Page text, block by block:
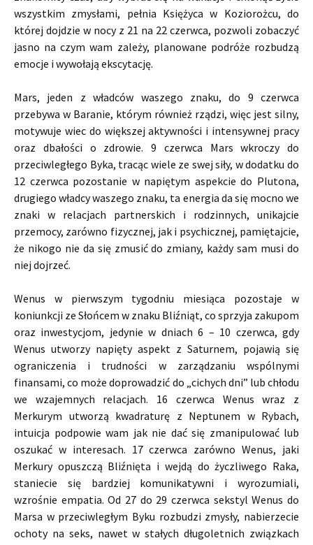
wszystkim zmysłami, pełnia Księżyca w Koziorożcu, do
której dojdzie w nocy z 21 na 22 czerwca, pozwoli zobaczyć
jasno na czym wam zależy, planowane podróże rozbudzą
emocje i wywołają ekscytację.
Mars, jeden z władców waszego znaku, do 9 czerwca
przebywa w Baranie, którym również rządzi, więc jest silny,
motywuje wiec do większej aktywności i intensywnej pracy
oraz dbałości o zdrowie. 9 czerwca Mars wkroczy do
przeciwległego Byka, tracąc wiele ze swej siły, w dodatku do
12 czerwca pozostanie w napiętym aspekcie do Plutona,
drugiego władcy waszego znaku, ta energia da się mocno we
znaki w relacjach partnerskich i rodzinnych, unikajcie
przemocy, zarówno fizycznej, jak i psychicznej, pamiętajcie,
że nikogo nie da się zmusić do zmiany, każdy sam musi do
niej dojrzeć.
Wenus w pierwszym tygodniu miesiąca pozostaje w
koniunkcji ze Słońcem w znaku Bliźniąt, co sprzyja zakupom
oraz inwestycjom, jedynie w dniach 6 – 10 czerwca, gdy
Wenus utworzy napięty aspekt z Saturnem, pojawią się
ograniczenia i trudności w zarządzaniu wspólnymi
finansami, co może doprowadzić do „cichych dni” lub chłodu
we wzajemnych relacjach. 16 czerwca Wenus wraz z
Merkurym utworzą kwadraturę z Neptunem w Rybach,
intuicja podpowie wam jak nie dać się zmanipulować lub
oszukać w interesach. 17 czerwca zarówno Wenus, jaki
Merkury opuszczą Bliźnięta i wejdą do życzliwego Raka,
staniecie się bardziej komunikatywni i wyrozumiali,
wzrośnie empatia. Od 27 do 29 czerwca sekstyl Wenus do
Marsa w przeciwległym Byku rozbudzi zmysły, nabierzecie
ochoty na seks, nawet w stałych długoletnich związkach